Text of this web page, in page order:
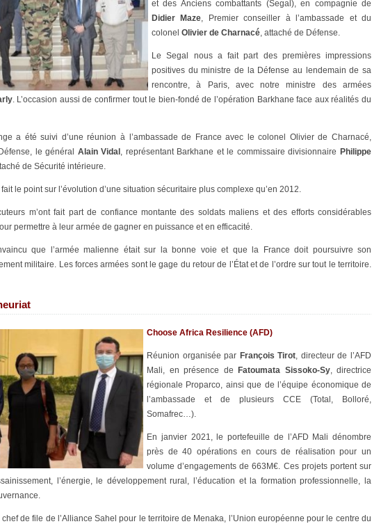
et des Anciens combattants (Segal), en compagnie de
Didier Maze, Premier conseiller à l’ambassade et du
colonel Olivier de Charnacé, attaché de Défense.
Le Segal nous a fait part des premières impressions
positives du ministre de la Défense au lendemain de sa
rencontre, à Paris, avec notre ministre des armées
. L’occasion aussi de confirmer tout le bien-fondé de l’opération Barkhane face aux réalités du
a été suivi d’une réunion à l’ambassade de France avec le colonel Olivier de Charnacé,
le général Alain Vidal , représentant Barkhane et le commissaire divisionnaire Philippe
de Sécurité intérieure.
le point sur l’évolution d’une situation sécuritaire plus complexe qu’en 2012.
m’ont fait part de confiance montante des soldats maliens et des efforts considérables
permettre à leur armée de gagner en puissance et en efficacité.
que l’armée malienne était sur la bonne voie et que la France doit poursuivre son
militaire. Les forces armées sont le gage du retour de l’État et de l’ordre sur tout le territoire.
Choose Africa Resilience (AFD)
Réunion organisée par François Tirot, directeur de l’AFD
Mali, en présence de
Fatoumata Sissoko-Sy, directrice
régionale Proparco, ainsi que de l’équipe économique de
l’ambassade et de plusieurs CCE (Total, Bolloré,
Somafrec…).
En janvier 2021, le portefeuille de l’AFD Mali dénombre
près de 40 opérations en cours de réalisation pour un
volume d’engagements de 663M€. Ces projets portent sur
l’énergie, le développement rural, l’éducation et la formation professionnelle, la
chef de file de l’Alliance Sahel pour le territoire de Menaka, l’Union européenne pour le centre du